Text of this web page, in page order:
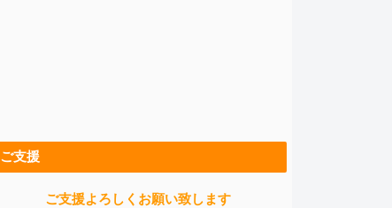
ご支援
ご支援よろしくお願い致します